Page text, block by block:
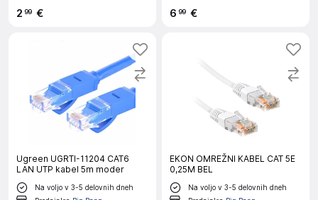
2 99 € 6 99 €
Ugreen UGRTI-11204 CAT6
LAN UTP kabel 5m moder
Na voljo v 3-5 delovnih dneh
EKON OMREŽNI KABEL CAT 5E
0,25M BEL
Na voljo v 3-5 delovnih dneh